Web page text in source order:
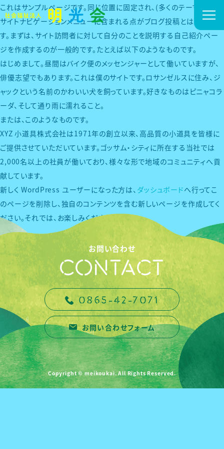
これはサンプルページです。同じ位置に固定され、(多くのテーマでは)
サイトナビゲーションメニューに含まれる点がブログ投稿とは異なりま
す。まずは、サイト訪問者に対して自分のことを説明する自己紹介ペー
ジを作成するのが一般的です。たとえば以下のようなものです。
はじめまして。昼間はバイク便のメッセンジャーとして働いていますが、
俳優志望でもあります。これは僕のサイトです。ロサンゼルスに住み、ジ
ャックという名前のかわいい犬を飼っています。好きなものはピニャコラ
ーダ、そして通り雨に濡れること。
または、このようなものです。
XYZ 小道具株式会社は1971年の創立以来、高品質の小道具を皆様に
ご提供させていただいています。ゴッサム・シティに所在する当社では
2,000名以上の社員が働いており、様々な形で地域のコミュニティへ貢
献しています。
新しく WordPress ユーザーになった方は、 ダッシュボードへ行ってこ
のページを削除し、独自のコンテンツを含む新しいページを作成してく
ださい。それでは、お楽しみください !
お問い合わせ
CONTACT
0865-42-7071
お問い合わせフォーム
Copyright © meikoukai. All Rights Reserved.